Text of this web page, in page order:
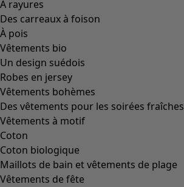
À rayures
Des carreaux à foison
À pois
Vêtements bio
Un design suédois
Robes en jersey
Vêtements bohèmes
Des vêtements pour les soirées fraîches
Vêtements à motif
Coton
Coton biologique
Maillots de bain et vêtements de plage
Vêtements de fête